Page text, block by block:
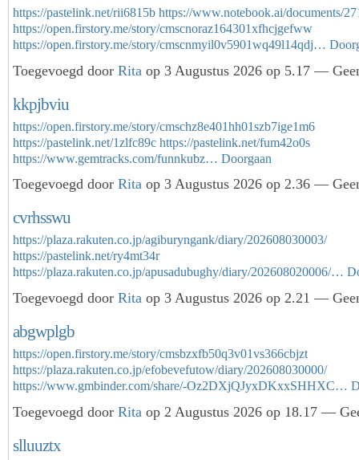
https://pastelink.net/rii6815b https://www.notebook.ai/documents/
https://open.firstory.me/story/cmscnoraz164301xfhcjgefww
https://open.firstory.me/story/cmscnmyil0v5901wq49l14qdj…
Toegevoegd door Rita op 3 Augustus 2026 op 5.17 —
kkpjbviu
https://open.firstory.me/story/cmschz8e401hh01szb7ige1m6
https://pastelink.net/1zlfc89c https://pastelink.net/fum42o0s
https://www.gemtracks.com/funnkubz… Doorgaan
Toegevoegd door Rita op 3 Augustus 2026 op 2.36 —
cvrhsswu
https://plaza.rakuten.co.jp/agiburyngank/diary/202608030003/
https://pastelink.net/ry4mt34r
https://plaza.rakuten.co.jp/apusadubughy/diary/202608020006/…
Toegevoegd door Rita op 3 Augustus 2026 op 2.21 —
abgwplgb
https://open.firstory.me/story/cmsbzxfb50q3v01vs366cbjzt
https://plaza.rakuten.co.jp/efobevefutow/diary/202608030000/
https://www.gmbinder.com/share/-Oz2DXjQJyxDKxxSHHXC…
Toegevoegd door Rita op 2 Augustus 2026 op 18.17 —
slluuztx